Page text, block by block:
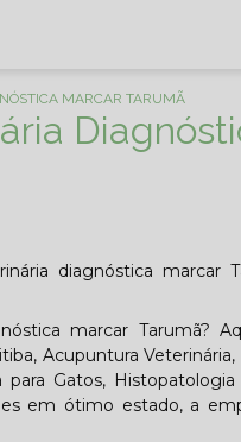
MARCAR TARUMÃ
diagnóstica
marcar Tarumã?
Acupuntura
para Gatos,
em ótimo estado, a